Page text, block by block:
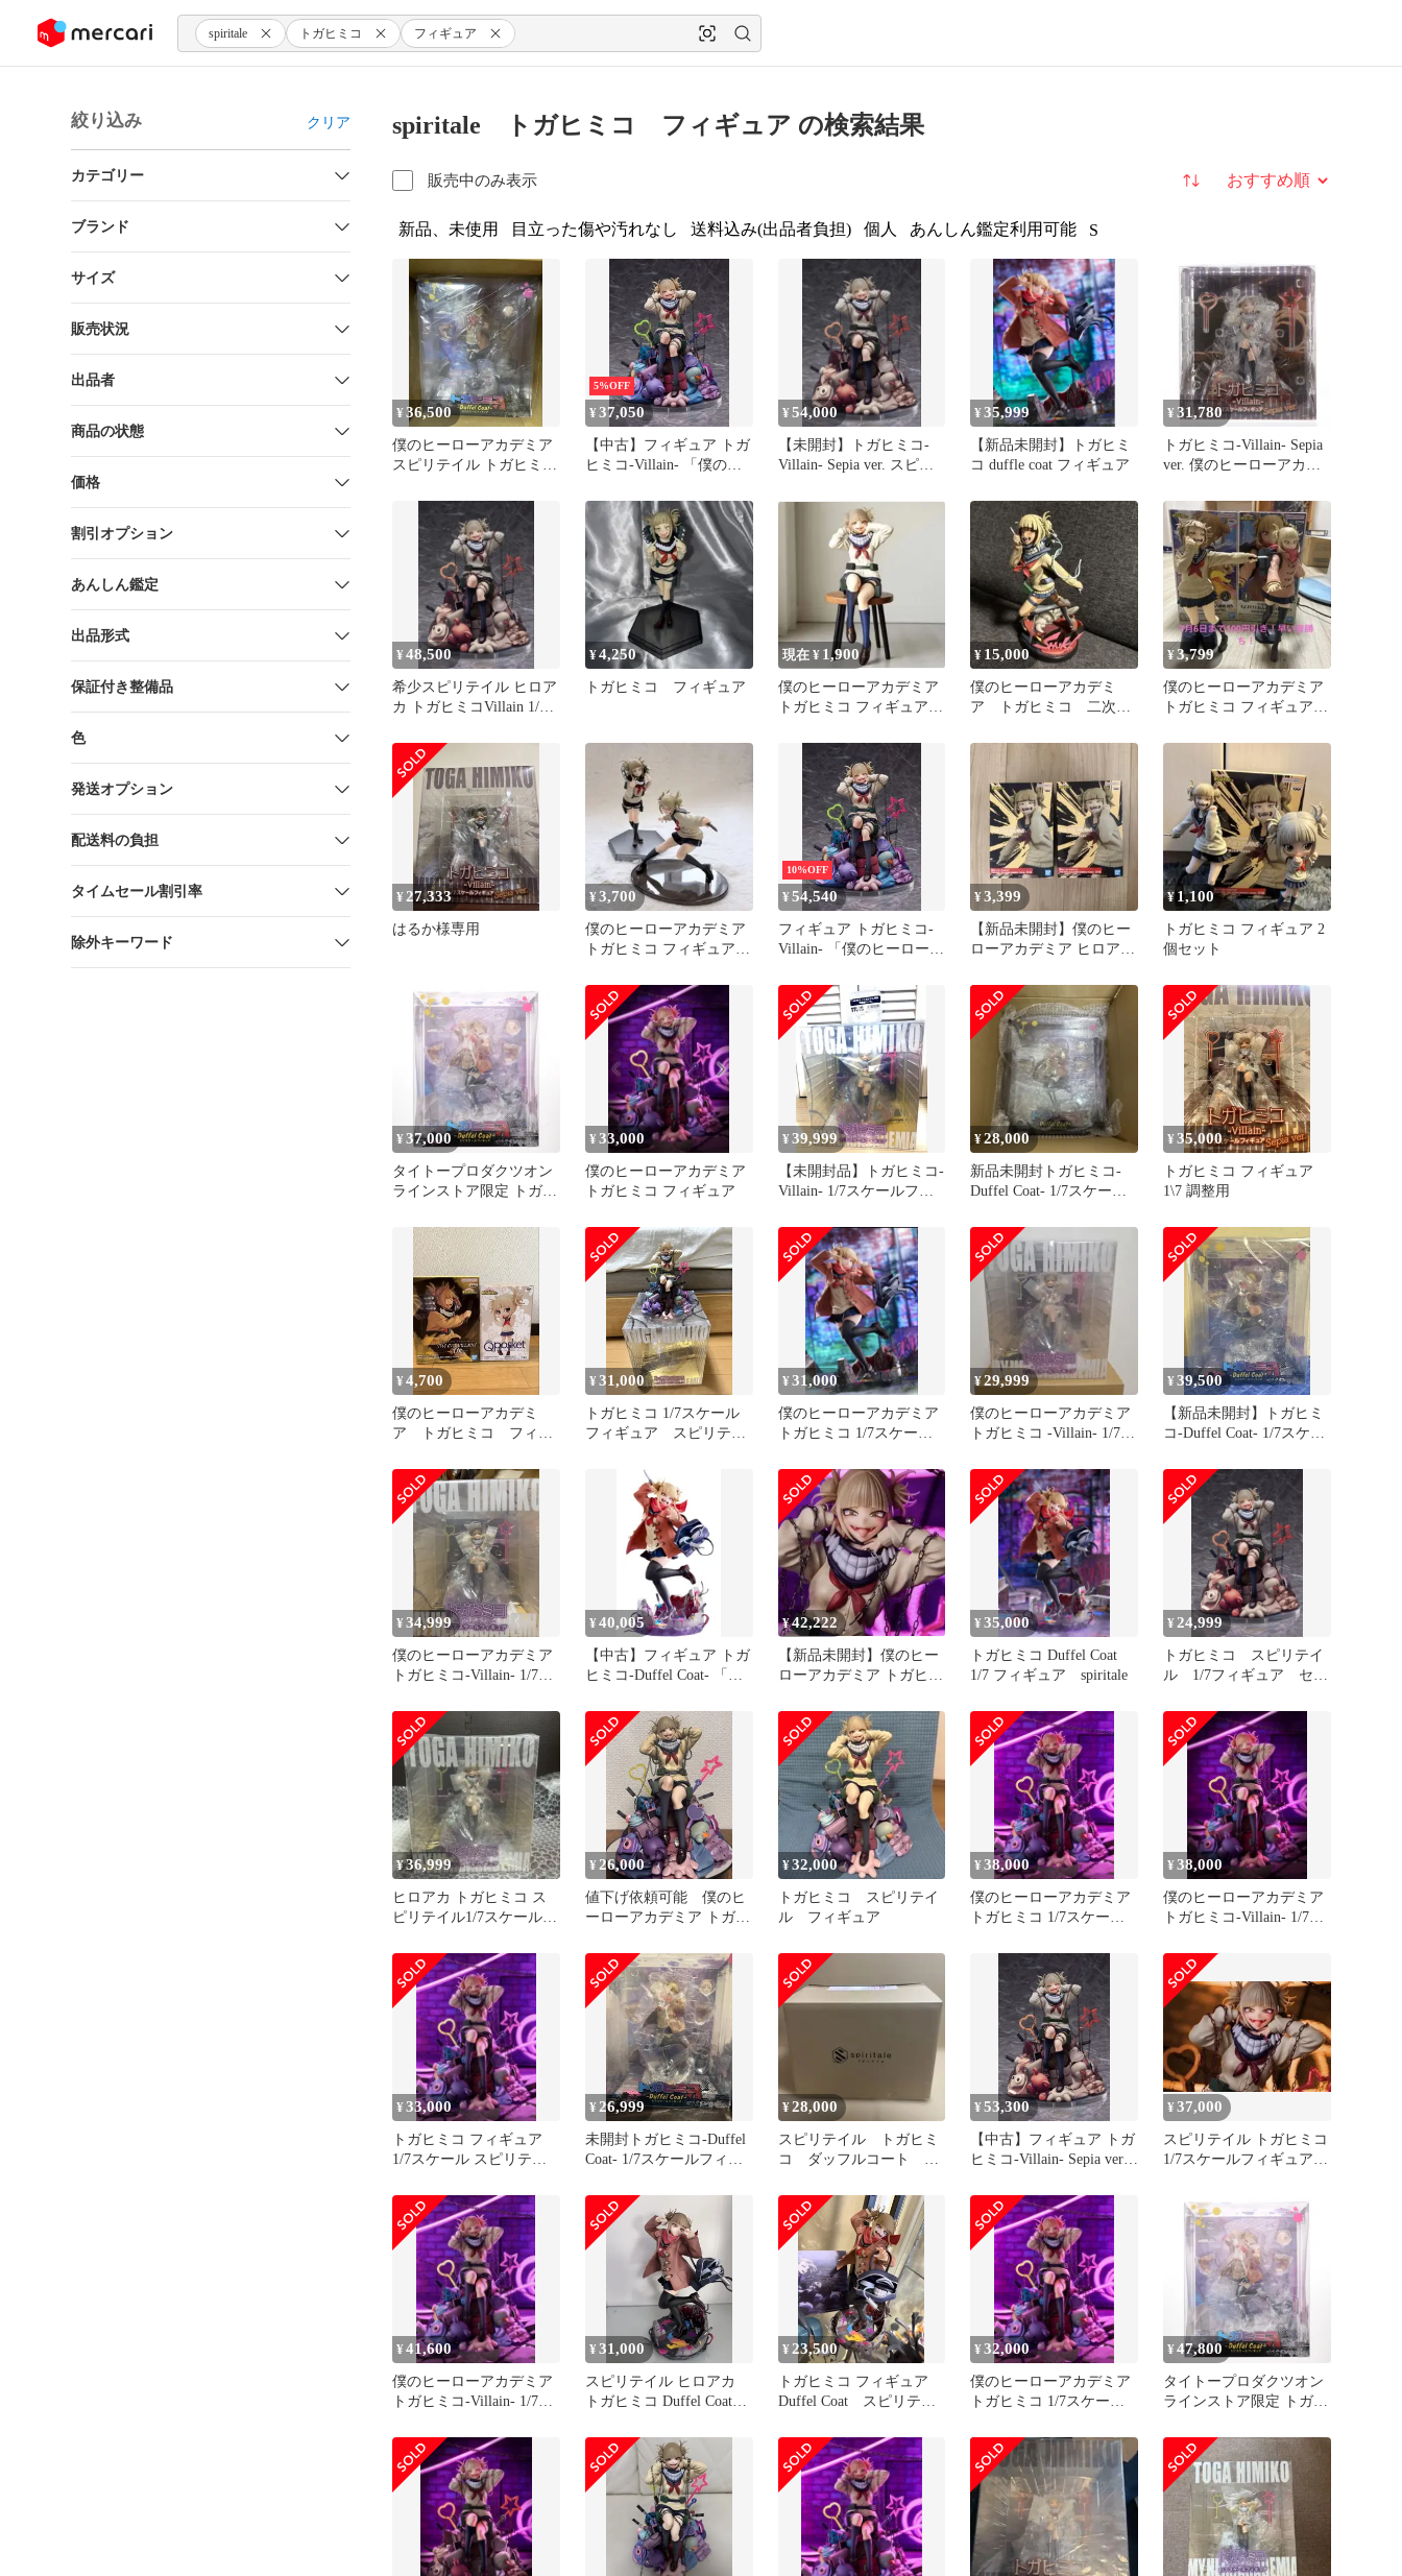
ツにスキップ spiritale トガヒミコ フィギュア
絞り込み クリア
カテゴリー
ブランド
サイズ
販売状況
出品者
商品の状態
価格
割引オプション
あんしん鑑定
出品形式
保証付き整備品
色
発送オプション
配送料の負担
タイムセール割引率
除外キーワード
spiritale トガヒミコ フィギュア の検索結果
販売中のみ表示 並び替え
新品、未使用 目立った傷や汚れなし 送料込み(出品者負担) 個人 あんしん鑑定利用可能 S
¥36,500
僕のヒーローアカデミア
スピリテイル トガヒミ
5%OFF
¥37,050
【中古】フィギュア トガ
ヒミコ-Villain- 「僕のヒ
PVC＆ABS製塗装済み完
成品 spiritale公式ショッ
プ限定
¥54,000
【未開封】トガヒミコ-
Villain- Sepia ver. スピリ
¥35,999
【新品未開封】トガヒミ
コ duffle coat フィギュア
¥ 31,780
トガヒミコ-Villain- Sepia
ver. 僕のヒーローアカデ
ア spiritale公式ショップ
限定 Spiritale(スピリテイ
ル)
¥48,500
希少スピリテイル ヒロア
カ トガヒミコVillain 1/7
¥4,250
トガヒミコ フィギュア
現在 ¥ 1,900
僕のヒーローアカデミア
トガヒミコ フィギュア
¥ 15,000
僕のヒーローアカデミ
ア トガヒミコ 二次元
¥3,799
僕のヒーローアカデミア
トガヒミコ フィギュア 2
¥ 27,333
はるか様専用
¥3,700
僕のヒーローアカデミア
トガヒミコ フィギュア 2
10%OFF
¥54,540
フィギュア トガヒミコ-
Villain- 「僕のヒーローア
PVC&ABS製塗装済み完
成品 spiritale公式ショッ
プ限定【14日以内発送】
¥3,399
【新品未開封】僕のヒー
ローアカデミア ヒロアカ
点
¥1,100
トガヒミコ フィギュア 2
個セット
¥37,000
タイトープロダクツオン
ラインストア限定 トガヒ
ーローアカデミア 1/7 完
成品 フィギュア
Spiritale(スピリテイル)
¥33,000
僕のヒーローアカデミア
トガヒミコ フィギュア
¥39,999
【未開封品】トガヒミコ-
Villain- 1/7スケールフィ
¥28,000
新品未開封トガヒミコ-
Duffel Coat- 1/7スケール
¥35,000
トガヒミコ フィギュア
1\7 調整用
¥4,700
僕のヒーローアカデミ
ア トガヒミコ フィギ
¥31,000
トガヒミコ 1/7スケール
フィギュア スピリテイ
¥31,000
僕のヒーローアカデミア
トガヒミコ 1/7スケール
¥29,999
僕のヒーローアカデミア
トガヒミコ -Villain- 1/7ス
¥39,500
【新品未開封】トガヒミ
コ-Duffel Coat- 1/7スケー
¥34,999
僕のヒーローアカデミア
トガヒミコ-Villain- 1/7ス
¥40,005
【中古】フィギュア トガ
ヒミコ-Duffel Coat- 「僕
1/7 PVC＆ABS製塗装済み
完成品 タイトープロダク
ツオンラインストア限定
¥42,222
【新品未開封】僕のヒー
ローアカデミア トガヒミ
ア
¥35,000
トガヒミコ Duffel Coat
1/7 フィギュア spiritale
¥ 24,999
トガヒミコ スピリテイ
ル 1/7フィギュア セピ
¥36,999
ヒロアカ トガヒミコ ス
ピリテイル1/7スケールフ
¥ 26,000
値下げ依頼可能 僕のヒ
ーローアカデミア トガヒ
¥32,000
トガヒミコ スピリテイ
ル フィギュア
¥38,000
僕のヒーローアカデミア
トガヒミコ 1/7スケール
特典付
¥38,000
僕のヒーローアカデミア
トガヒミコ-Villain- 1/7ス
¥33,000
トガヒミコ フィギュア
1/7スケール スピリテイ
¥ 26,999
未開封トガヒミコ-Duffel
Coat- 1/7スケールフィギ
¥28,000
スピリテイル トガヒミ
コ ダッフルコート 1
¥53,300
【中古】フィギュア トガ
ヒミコ-Villain- Sepia ver.
ア」 1/7 PVC＆ABS製塗
装済み完成品 spiritale公
式ショップ限定
¥37,000
スピリテイル トガヒミコ
1/7スケールフィギュア
¥41,600
僕のヒーローアカデミア
トガヒミコ-Villain- 1/7ス
¥31,000
スピリテイル ヒロアカ
トガヒミコ Duffel Coat1/7
¥ 23,500
トガヒミコ フィギュア
Duffel Coat スピリテイ
¥32,000
僕のヒーローアカデミア
トガヒミコ 1/7スケール
特典付
¥47,800
タイトープロダクツオン
ラインストア限定 トガヒ
ーローアカデミア 1/7 完
成品 フィギュア
Spiritale(スピリテイル)